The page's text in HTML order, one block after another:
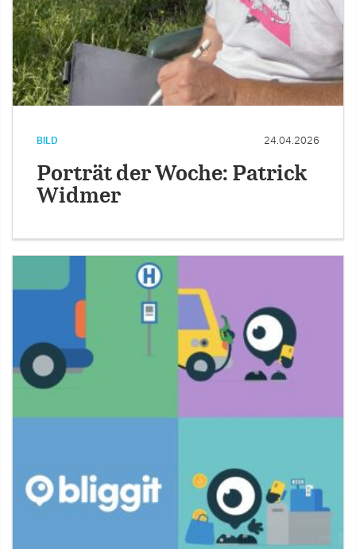
BILD 24.04.2026
Porträt der Woche: Patrick
Widmer